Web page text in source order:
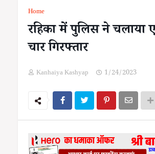
Home
रहिका में पुलिस ने चलाया
चार गिरफ्तार
Kanhaiya Kashyap 1/24/2023